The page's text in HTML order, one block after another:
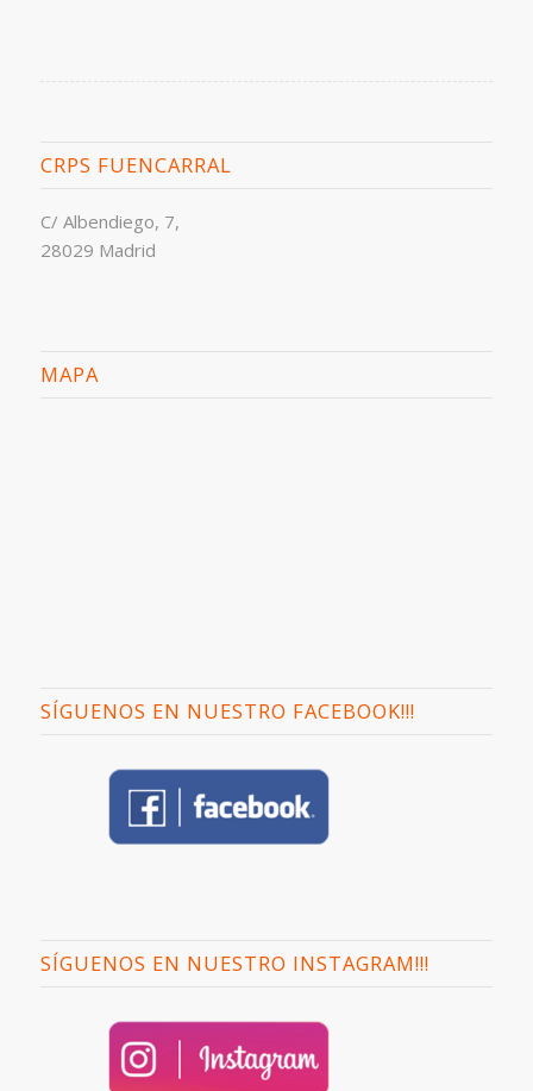
CRPS FUENCARRAL
C/ Albendiego, 7,
28029 Madrid
MAPA
SÍGUENOS EN NUESTRO FACEBOOK!!!
SÍGUENOS EN NUESTRO INSTAGRAM!!!